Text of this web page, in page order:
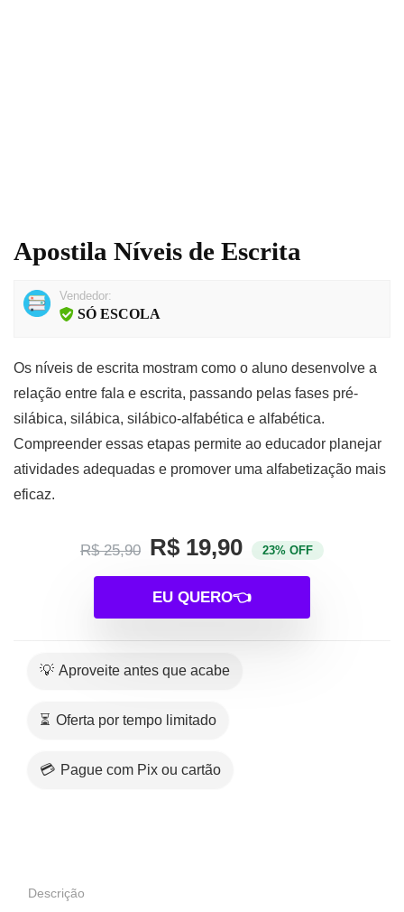
Apostila Níveis de Escrita
Vendedor:
SÓ ESCOLA
Os níveis de escrita mostram como o aluno desenvolve a
relação entre fala e escrita, passando pelas fases pré-
silábica, silábica, silábico-alfabética e alfabética.
Compreender essas etapas permite ao educador planejar
atividades adequadas e promover uma alfabetização mais
eficaz.
R$ 25,90 R$ 19,90 23% OFF
EU QUERO👈
💡 Aproveite antes que acabe
⏳ Oferta por tempo limitado
💳 Pague com Pix ou cartão
Descrição